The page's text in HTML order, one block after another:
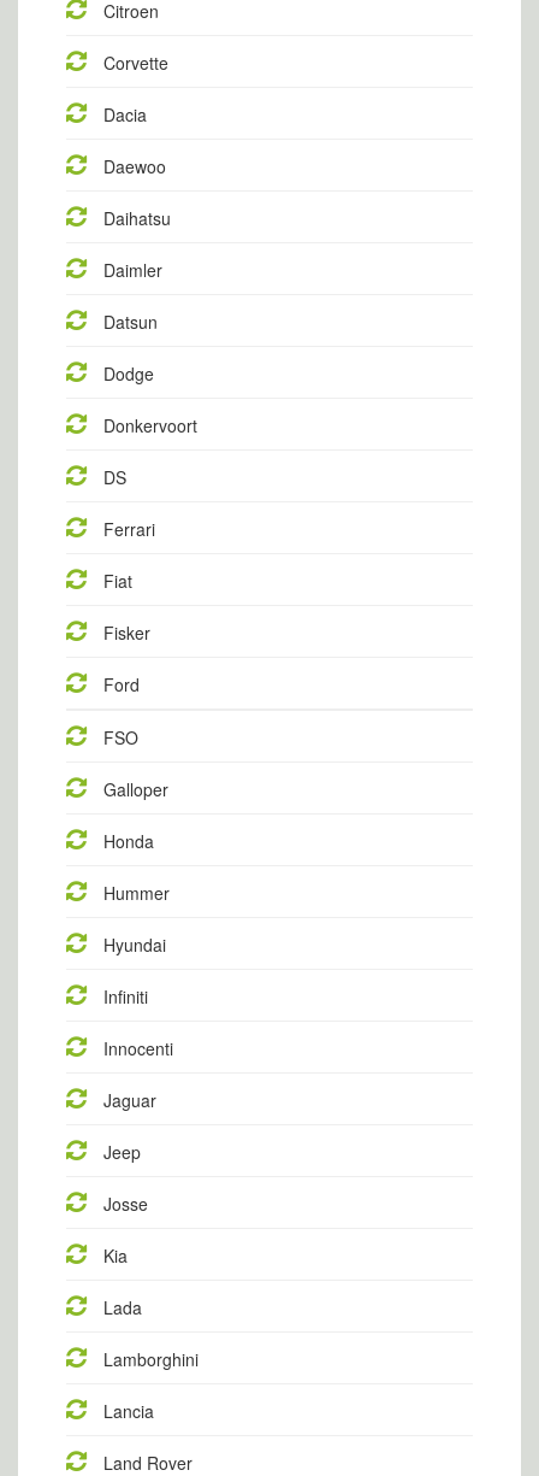
Citroen
Corvette
Dacia
Daewoo
Daihatsu
Daimler
Datsun
Dodge
Donkervoort
DS
Ferrari
Fiat
Fisker
Ford
FSO
Galloper
Honda
Hummer
Hyundai
Infiniti
Innocenti
Jaguar
Jeep
Josse
Kia
Lada
Lamborghini
Lancia
Land Rover